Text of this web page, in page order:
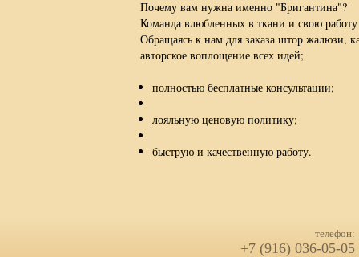
Почему вам нужна именно "Бригантина"?
Команда влюбленных в ткани и свою
Обращаясь к нам для заказа штор жалюзи,
авторское воплощение всех идей;
полностью бесплатные консультации;
лояльную ценовую политику;
быструю и качественную работу.
телефон:
+7 (916) 036-05-05